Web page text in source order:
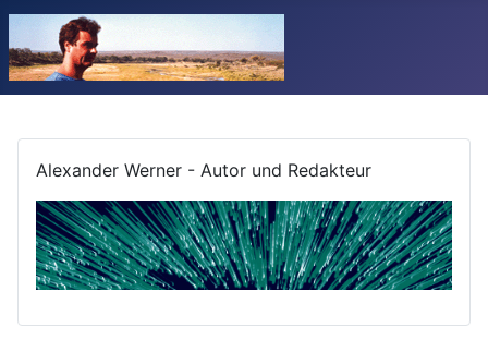
Alexander Werner - Autor und Redakteur